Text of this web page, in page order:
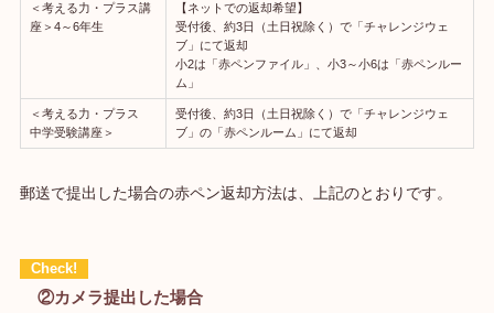
＜考える力・プラス講
座＞4～6年生
【ネットでの返却希望】
受付後、約3日（土日祝除く）で「チャレンジウェ
ブ」にて返却
小2は「赤ペンファイル」、小3～小6は「赤ペンルー
ム」
＜考える力・プラス
中学受験講座＞
受付後、約3日（土日祝除く）で「チャレンジウェ
ブ」の「赤ペンルーム」にて返却
郵送で提出した場合の赤ペン返却方法は、上記のとおりです。
②カメラ提出した場合